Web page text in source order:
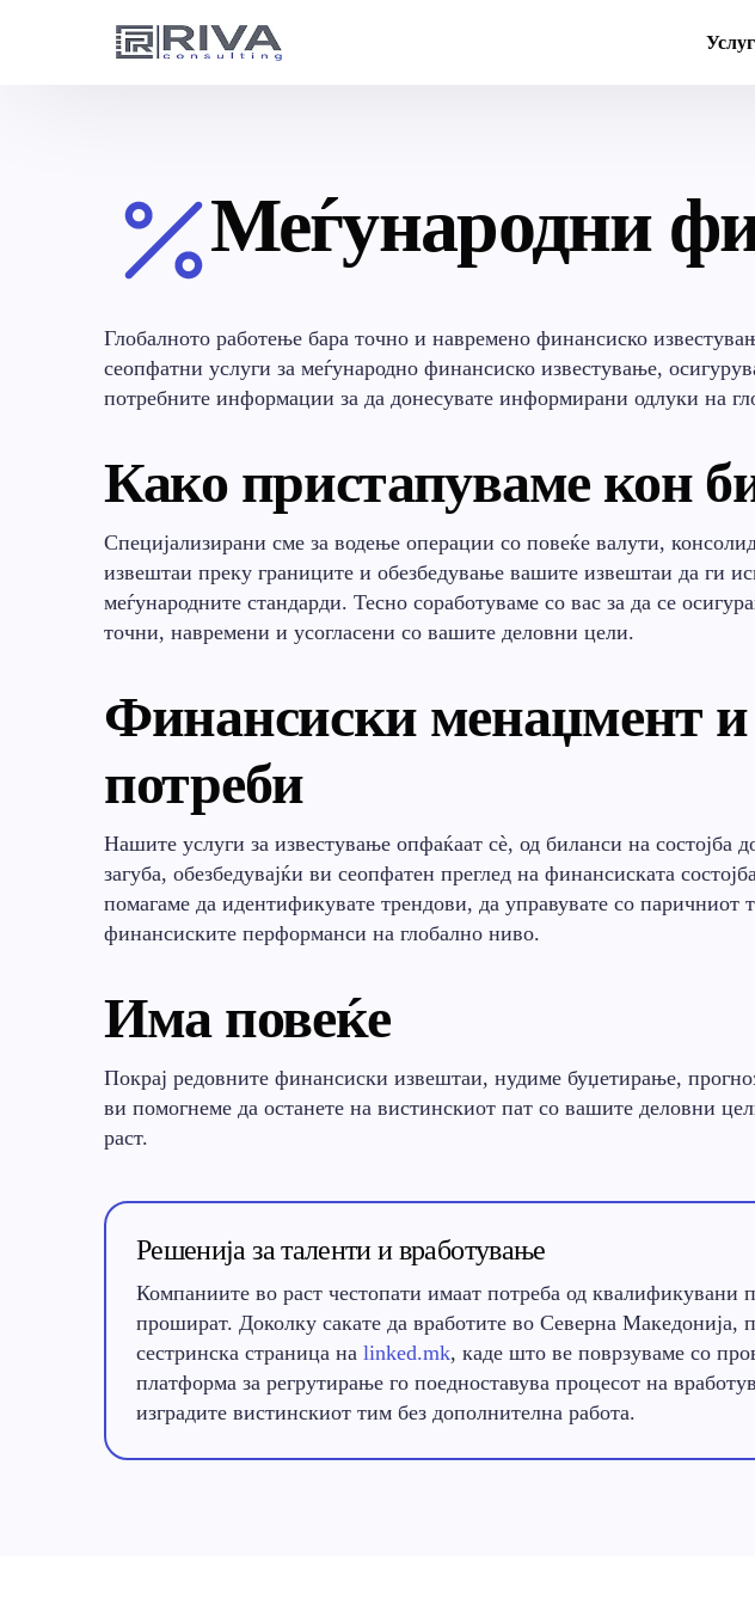
Меѓународни
Глобалното работење бара точно и навремено финансиско
сеопфатни услуги за меѓународно финансиско известување,
потребните информации за да донесувате информирани одлуки на
Како пристапуваме кон
Специјализирани сме за водење операции со повеќе валути,
извештаи преку границите и обезбедување вашите извештаи да ги
меѓународните стандарди. Тесно соработуваме со вас за да се
точни, навремени и усогласени со вашите деловни цели.
Финансиски менаџмент
потреби
Нашите услуги за известување опфаќаат сè, од биланси на состојба
загуба, обезбедувајќи ви сеопфатен преглед на финансиската
помагаме да идентификувате трендови, да управувате со паричниот
финансиските перформанси на глобално ниво.
Има повеќе
Покрај редовните финансиски извештаи, нудиме буџетирање,
ви помогнеме да останете на вистинскиот пат со вашите деловни
раст.
Решенија за таленти и вработување
Компаниите во раст честопати имаат потреба од квалификувани
прошират. Доколку сакате да вработите во Северна Македонија,
сестринска страница на linked.mk, каде што ве поврзуваме со
платформа за регрутирање го поедноставува процесот на
изградите вистинскиот тим без дополнителна работа.